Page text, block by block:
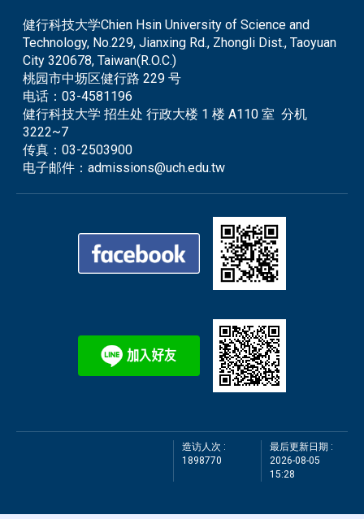
健行科技大学Chien Hsin University of Science and
Technology, No.229, Jianxing Rd., Zhongli Dist., Taoyuan
City 320678, Taiwan(R.O.C.)
桃园市中坜区健行路 229 号
电话：03-4581196
健行科技大学 招生处 行政大楼 1 楼 A110 室 分机
3222~7
传真：03-2503900
电子邮件：admissions@uch.edu.tw
造访人次 :
1898770
最后更新日期 :
2026-08-05
15:28